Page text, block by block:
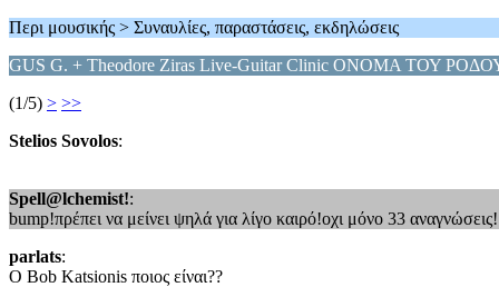
Περι μουσικής > Συναυλίες, παραστάσεις, εκδηλώσεις
GUS G. + Theodore Ziras Live-Guitar Clinic ΟΝΟΜΑ ΤΟΥ
(1/5) > >>
Stelios Sovolos:
Spell@lchemist!:
bump!πρέπει να μείνει ψηλά για λίγο καιρό!οχι μόνο 33
parlats:
Ο Bob Katsionis ποιος είναι??